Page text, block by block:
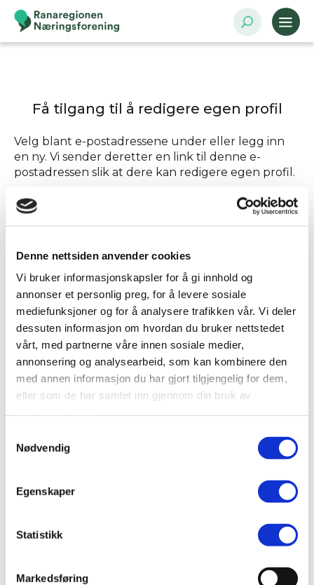
Denne nettsiden anvender cookies
Vi bruker informasjonskapsler for å gi innhold og
annonser et personlig preg, for å levere sosiale
mediefunksjoner og for å analysere trafikken vår. Vi deler
dessuten informasjon om hvordan du bruker nettstedet
vårt, med partnerne våre innen sosiale medier,
annonsering og analysearbeid, som kan kombinere den
med annen informasjon du har gjort tilgjengelig for dem,
eller som de har samlet inn gjennom din bruk av
Nødvendig
Egenskaper
Statistikk
Markedsføring
Få tilgang til å redigere egen profil
Velg blant e-postadressene under eller legg inn
en ny. Vi sender deretter en link til denne e-
postadressen slik at dere kan redigere egen profil.
Send tilgang til
Annen - Skriv inn e-postadresse selv
SEND